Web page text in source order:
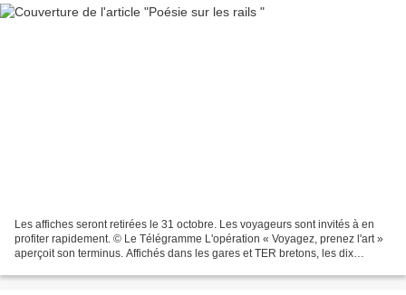
Les affiches seront retirées le 31 octobre. Les voyageurs sont invités à en
profiter rapidement. © Le Télégramme L'opération « Voyagez, prenez l'art »
aperçoit son terminus. Affichés dans les gares et TER bretons, les dix